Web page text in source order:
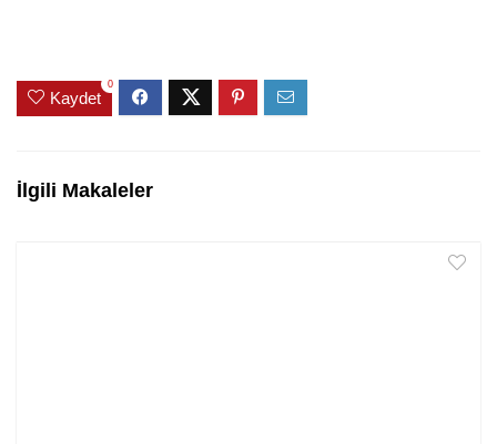
Kaydet
0
İlgili Makaleler